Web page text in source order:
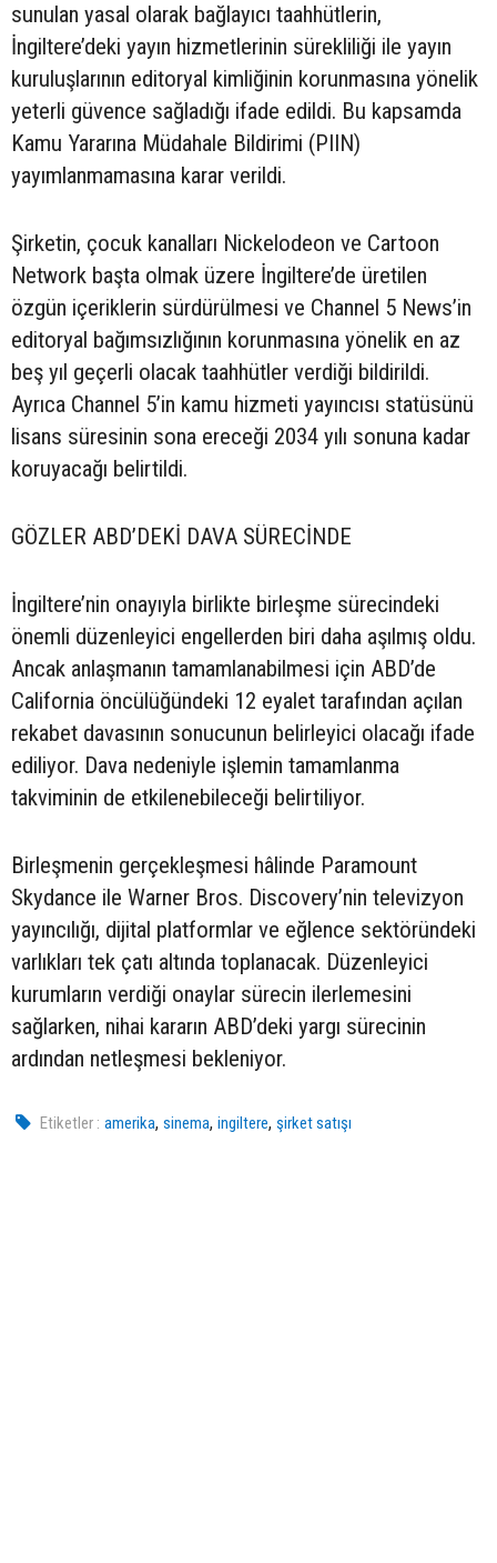
sunulan yasal olarak bağlayıcı taahhütlerin,
İngiltere’deki yayın hizmetlerinin sürekliliği ile yayın
kuruluşlarının editoryal kimliğinin korunmasına yönelik
yeterli güvence sağladığı ifade edildi. Bu kapsamda
Kamu Yararına Müdahale Bildirimi (PIIN)
yayımlanmamasına karar verildi.
Şirketin, çocuk kanalları Nickelodeon ve Cartoon
Network başta olmak üzere İngiltere’de üretilen
özgün içeriklerin sürdürülmesi ve Channel 5 News’in
editoryal bağımsızlığının korunmasına yönelik en az
beş yıl geçerli olacak taahhütler verdiği bildirildi.
Ayrıca Channel 5’in kamu hizmeti yayıncısı statüsünü
lisans süresinin sona ereceği 2034 yılı sonuna kadar
koruyacağı belirtildi.
GÖZLER ABD’DEKİ DAVA SÜRECİNDE
İngiltere’nin onayıyla birlikte birleşme sürecindeki
önemli düzenleyici engellerden biri daha aşılmış oldu.
Ancak anlaşmanın tamamlanabilmesi için ABD’de
California öncülüğündeki 12 eyalet tarafından açılan
rekabet davasının sonucunun belirleyici olacağı ifade
ediliyor. Dava nedeniyle işlemin tamamlanma
takviminin de etkilenebileceği belirtiliyor.
Birleşmenin gerçekleşmesi hâlinde Paramount
Skydance ile Warner Bros. Discovery’nin televizyon
yayıncılığı, dijital platformlar ve eğlence sektöründeki
varlıkları tek çatı altında toplanacak. Düzenleyici
kurumların verdiği onaylar sürecin ilerlemesini
sağlarken, nihai kararın ABD’deki yargı sürecinin
ardından netleşmesi bekleniyor.
Etiketler : amerika,sinema,ingiltere,şirket satışı